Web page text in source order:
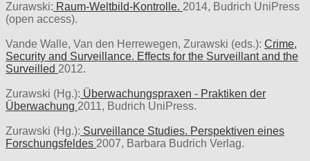
Zurawski: Raum-Weltbild-Kontrolle. 2014, Budrich UniPress
(open access).
Vande Walle, Van den Herrewegen, Zurawski (eds.): Crime,
Security and Surveillance. Effects for the Surveillant and the
Surveilled 2012.
Zurawski (Hg.): Überwachungspraxen - Praktiken der
Überwachung 2011, Budrich UniPress.
Zurawski (Hg.): Surveillance Studies. Perspektiven eines
Forschungsfeldes 2007, Barbara Budrich Verlag.